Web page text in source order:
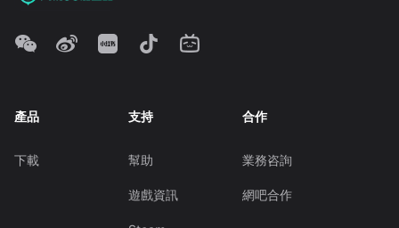
產品
下載
支持
幫助
遊戲資訊
合作
業務咨詢
網吧合作